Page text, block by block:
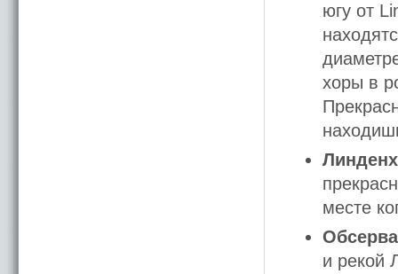
югу от
хоры в
месте
и рекой